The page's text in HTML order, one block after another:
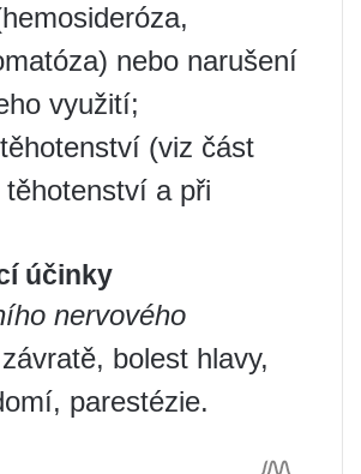
nebo narušení
využití;
(viz část
a při
účinky
nervového
závratě, bolest hlavy,
parestézie.